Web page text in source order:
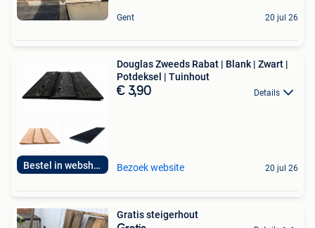
Gent 20 jul 26
Bestel in webshop!
Douglas Zweeds Rabat | Blank | Zwart |
Potdeksel | Tuinhout
€ 3,90 Details
Bezoek website 20 jul 26
Gratis steigerhout